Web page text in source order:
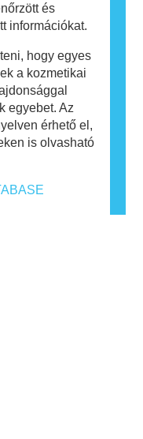
és
információkat.
hogy egyes
a kozmetikai
egyebet. Az
érhető el,
is olvasható